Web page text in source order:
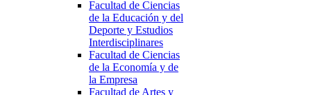
Facultad de Ciencias
de la Educación y del
Deporte y Estudios
Interdisciplinares
Facultad de Ciencias
de la Economía y de
la Empresa
Facultad de Artes y